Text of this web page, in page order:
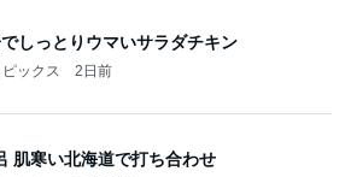
しっとりウマいサラダチキン
ックス 2日前
肌寒い北海道で打ち合わせ